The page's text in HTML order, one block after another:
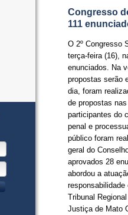
Congresso
111
O 2º Congresso
terça-feira (16),
enunciados. Na
propostas serão
dia, foram
de propostas
participantes do
penal e
público foram
geral do
aprovados 28
abordou a
Tribunal
Justiça de Mato